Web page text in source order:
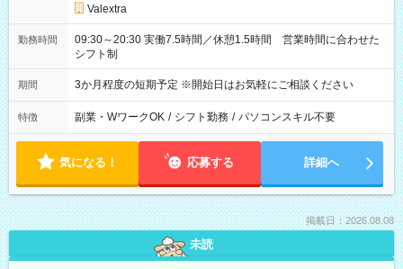
Valextra
勤務時間
09:30～20:30 実働7.5時間／休憩1.5時間 営業時間に合わせた
シフト制
期間 3か月程度の短期予定 ※開始日はお気軽にご相談ください
特徴 副業・WワークOK / シフト勤務 / パソコンスキル不要
気になる！ 応募する 詳細へ
掲載日：2026.08.08
未読